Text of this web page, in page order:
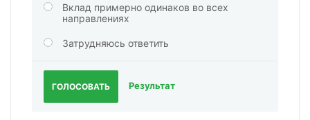
Вклад примерно одинаков во всех
направлениях
Затрудняюсь ответить
ГОЛОСОВАТЬ Результат